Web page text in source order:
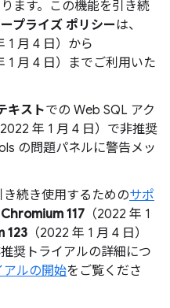
ます。この機能を引き続
プライズ ポリシーは、
1 月 4 日）から
1 月 4 日）までご利用いた
キストでの Web SQL アク
年 1 月 4 日）で非推奨
の問題パネルに警告メッ
続き使用するためのサポ
Chromium 117 （2022 年 1
123 （2022 年 1 月 4 日）
奨トライアルの詳細につ
アルの開始をご覧くださ